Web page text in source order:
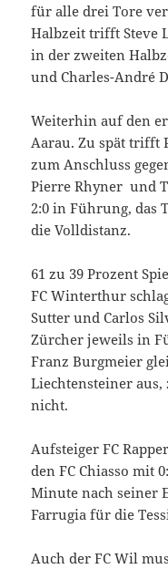
für alle drei Tore
Halbzeit trifft Steve
in der zweiten
und Charles-André
Weiterhin auf den
Aarau. Zu spät trifft
zum Anschluss
Pierre Rhyner und
2:0 in Führung, das
die Volldistanz.
61 zu 39 Prozent
FC Winterthur
Sutter und Carlos
Zürcher jeweils in
Franz Burgmeier
Liechtensteiner
nicht.
Aufsteiger FC
den FC Chiasso mit
Minute nach seiner
Farrugia für die
Auch der FC Wil